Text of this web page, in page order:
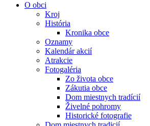
O obci
Kroj
História
Kronika obce
Oznamy
Kalendár akcií
Atrakcie
Fotogaléria
Zo života obce
Zákutia obce
Dom miestnych tradícií
Živelné pohromy
Historické fotografie